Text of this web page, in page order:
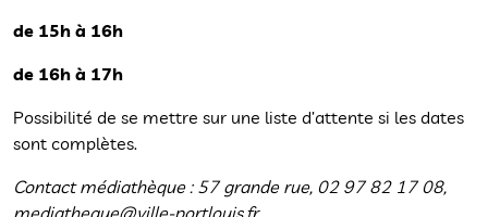
de 15h à 16h
de 16h à 17h
Possibilité de se mettre sur une liste d’attente si les dates
sont complètes.
Contact médiathèque : 57 grande rue, 02 97 82 17 08,